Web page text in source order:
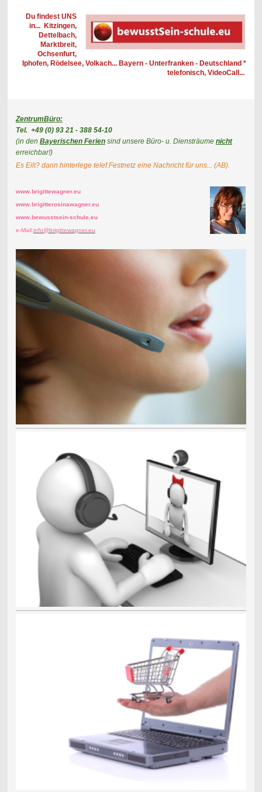
Du findest UNS
in... Kitzingen,
Dettelbach,
Marktbreit,
Ochsenfurt,
Iphofen, Rödelsee, Volkach... Bayern - Unterfranken - Deutschland *
telefonisch, VideoCall...
ZentrumBüro:
Tel. +49 (0) 93 21 - 388 54-10
(in den Bayerischen Feriensind unsere Büro- u. Diensträume nicht
erreichbar!)
Es Eilt? dann hinterlege telef.Festnetz eine Nachricht für uns... (AB).
www.brigittewagner.eu
www.brigitterosinawagner.eu
www.bewusstsein-schule.eu
e-Mail:info@brigittewagner.eu